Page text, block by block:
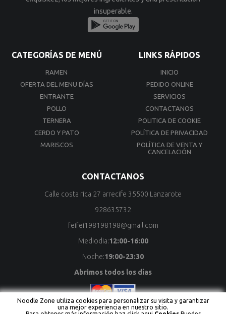
insuperable.
CATEGORÍAS DE MENÚ
RAMEN
OFERTA DEL MENU DÍAS
ENTRANTE
POLLO
TERNERA
CERDO Y PATO
MARISCOS
LINKS RÁPIDOS
INICIO
PEDIDO ONLINE
SERVICIOS
CONTACTANOS
POLITICA DE COOKIE
POLÍTICA DE PRIVACIDAD
POLÍTICA DE VENTA Y
CANCELACIÓN
CONTACTANOS
Calle costa rica 27 arrecife 35500 Lanzarote
928635732
feifei198198198@gmail.com
Mediodia:12:00-16:00
Noche:19:00-23:30
Abrimos todos los días
Noodle Zone utiliza cookies para personalizar su visita y garantizar
una mejor experiencia en nuestro sitio.